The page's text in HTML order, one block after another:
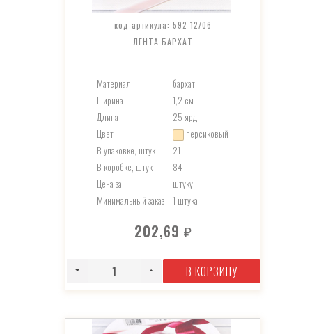
код артикула: 592-12/06
ЛЕНТА БАРХАТ
Материал
бархат
Ширина
1,2 см
Длина
25 ярд
Цвет
персиковый
В упаковке, штук
21
В коробке, штук
84
Цена за
штуку
Минимальный заказ
1 штука
202,69 ₽
В КОРЗИНУ